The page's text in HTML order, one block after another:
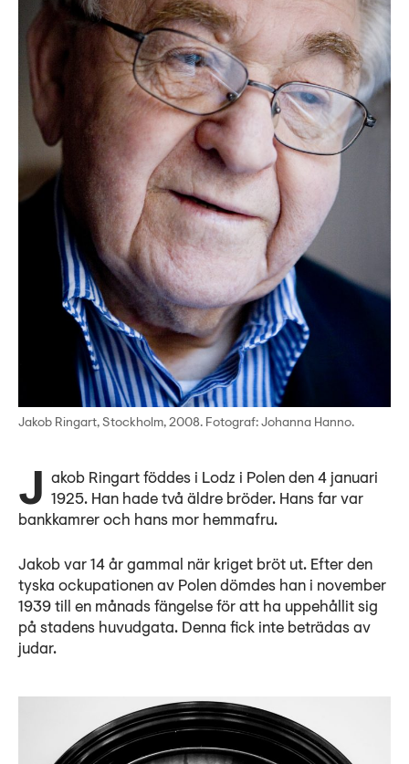
Jakob Ringart, Stockholm, 2008. Fotograf: Johanna Hanno.
Jakob Ringart föddes i Lodz i Polen den 4 januari 1925. Han hade två äldre bröder. Hans far var
bankkamrer och hans mor hemmafru.
Jakob var 14 år gammal när kriget bröt ut. Efter den
tyska ockupationen av Polen dömdes han i november
1939 till en månads fängelse för att ha uppehållit sig
på stadens huvudgata. Denna fick inte beträdas av
judar.